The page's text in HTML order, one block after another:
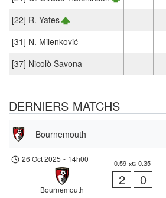
[22] R. Yates
[31] N. Milenković
[37] Nicolò Savona
DERNIERS MATCHS
Bournemouth
26 Oct 2025 - 14h00
Bournemouth
0.59 xG 0.35
2 0